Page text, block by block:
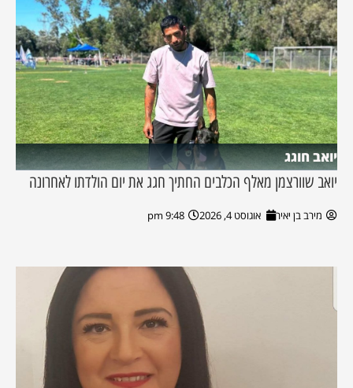
יואב חוגג
יואב שוורצמן מאלף הכלבים החתיך חגג את יום הולדתו לאחרונה
מירב בן יאיר אוגוסט 4, 2026 9:48 pm